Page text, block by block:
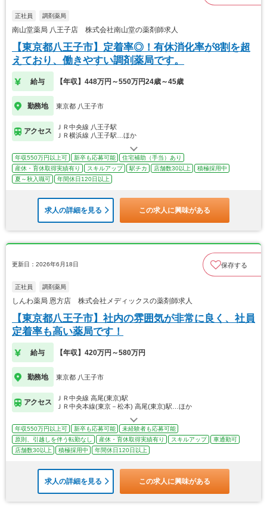
正社員 調剤薬局
南山堂薬局 八王子店 株式会社南山堂の薬剤師求人
【東京都八王子市】定着率◎！有休消化率が8割を超
えており、働きやすい調剤薬局です。
給与 【年収】448万円～550万円24歳～45歳
勤務地 東京都 八王子市
アクセス
ＪＲ中央線 八王子駅
ＪＲ横浜線 八王子駅…ほか
年収550万円以上可 新卒も応募可能
住宅補助（手当）あり
産休・育休取得実績有り
スキルアップ 駅チカ 店舗数30以上
積極採用中
夏～秋入職可
年間休日120日以上
求人の詳細を見る この求人に興味がある
更新日：2026年6月18日 保存する
正社員 調剤薬局
しんわ薬局 恩方店 株式会社メディックスの薬剤師求人
【東京都八王子市】社内の雰囲気が非常に良く、社員
定着率も高い薬局です！
給与 【年収】420万円～580万円
勤務地 東京都 八王子市
アクセス
ＪＲ中央線 高尾(東京)駅
ＪＲ中央本線(東京－松本) 高尾(東京)駅…ほか
年収550万円以上可 新卒も応募可能
未経験者も応募可能
原則、引越しを伴う転勤なし
産休・育休取得実績有り スキルアップ
車通勤可
店舗数30以上
積極採用中 年間休日120日以上
求人の詳細を見る この求人に興味がある